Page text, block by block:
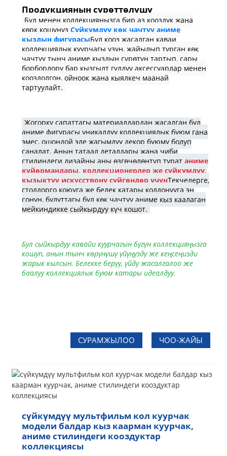
Продукциянын сүрөттөлүшү
Бул менен коллекцияңызга бир аз кооздук жана
көрк кошуңуз Сүйкүмдүү көк чачтуу аниме
кыздын фигурасыБул кооз жасалган каваи
коллекциялык куурчагы узун, жайылып турган көк
чачтуу тынч аниме кыздын сүрөтүн тартып, сары
борборлору бар кызгылт гүлдүү аксессуарлар менен
кооздолгон, ойноок жана кыялкеч маанай
тартуулайт.
Жогорку сапаттагы материалдардан жасалган бул
аниме фигурасы уникалдуу коллекциялык буюм гана
эмес, ошондой эле жагымдуу декор буюму болуп
саналат. Анын татаал деталдары жана чиби
стилиндеги дизайны аны өзгөчөлөнтүп турат аниме
күйөрмандары, коллекционерлер же сүйкүмдүү,
кызыктуу искусствону сүйгөндөр үчүнТекчелерге,
столдорго коюуга же белек катары колдонууга эң
сонун, булуттагы бул көк чачтуу аниме кыз каалаган
мейкиндикке сыйкырдуу күч кошот.
Бул сыйкырдуу кавайи куурчагын бүгүн коллекцияңызга
кошуп, анын тынч көрүнүшү үйүңүздү же кеңсеңизди
жарык кылсын. Белекке берүү, үйдү жасалгалоо же
баалуу коллекциялык буюм катары идеалдуу.
СУРАМЖЫЛОО ЧОО-ЖАЙЫ
сүйкүмдүү мультфильм кол куурчак
модели балдар кыз каарман куурчак,
аниме стилиндеги кооздуктар
коллекциясы